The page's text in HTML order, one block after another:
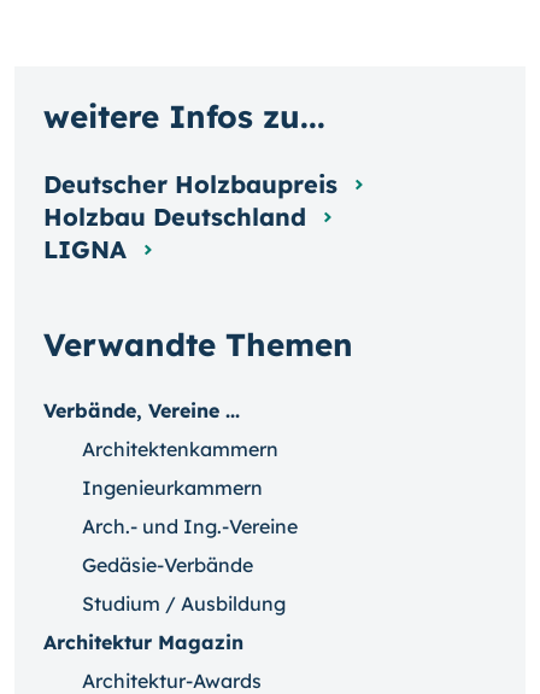
Verwandte Themen
Verbände, Vereine ...
Architektenkammern
Ingenieurkammern
Arch.- und Ing.-Vereine
Gedäsie-Verbände
Studium / Ausbildung
Architektur Magazin
Architektur-Awards
weitere Infos zu...
Deutscher Holzbaupreis
Holzbau Deutschland
LIGNA